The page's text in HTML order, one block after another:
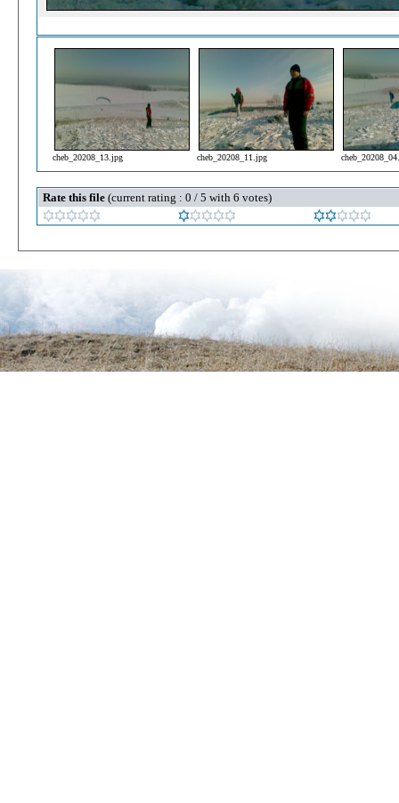
cheb_20208_13.jpg cheb_20208_11.jpg
Rate this file (current rating : 0 / 5 with 6 votes)